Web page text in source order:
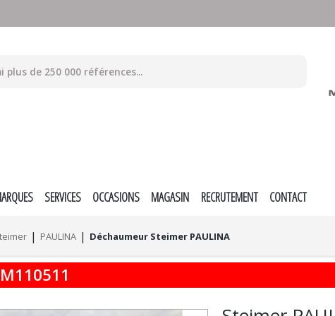
SERVICES OCCASIONS MAGASIN RECRUTEMENT CONTACT
PAULINA Déchaumeur Steimer PAULINA